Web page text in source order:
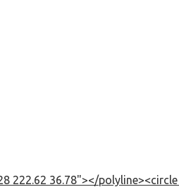
222.62 36.78"></